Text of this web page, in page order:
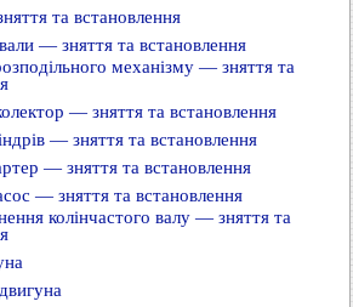
та встановлення
— зняття та встановлення
механізму — зняття та
— зняття та встановлення
— зняття та встановлення
— зняття та встановлення
— зняття та встановлення
колінчастого валу — зняття та